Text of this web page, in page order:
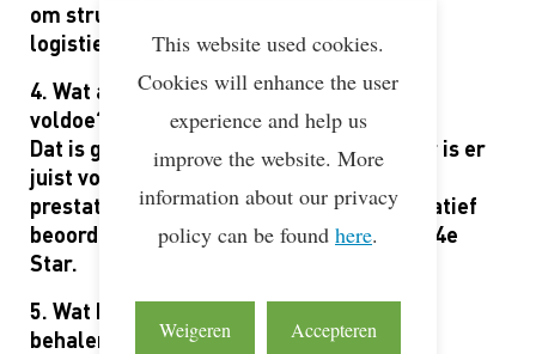
om structureel te investeren in duurzame
logistiek.
4. Wat als ik nog niet aan de 55% reductie
voldoe?
Dat is geen probleem. De Aspirant 4e Star is er
juist voor bedrijven die onderweg zijn. Je
prestaties worden kwalitatief en kwantitatief
beoordeeld en vormen de opstap naar de 4e
Star.
5. Wat kost het om de Aspirant 4e Star te
behalen?
This website used cookies.
Cookies will enhance the user
experience and help us
improve the website. More
information about our privacy
policy can be found here.
Weigeren Accepteren